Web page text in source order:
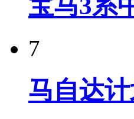
宝马3系
7
马自达